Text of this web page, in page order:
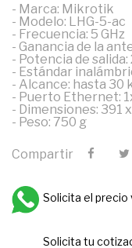
- Marca: Mikrotik
- Modelo: LHG-5-ac
- Frecuencia: 5 GHz
- Ganancia de la
- Potencia de salida:
- Estándar
- Alcance: hasta 30
- Puerto Ethernet:
- Dimensiones: 391
- Peso: 750 g
Compartir
Solicita el precio
Solicita tu